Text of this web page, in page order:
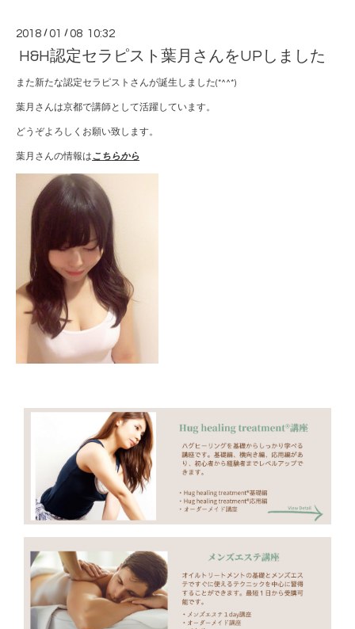
2018 /01 /08 10:32
H&H認定セラピスト葉月さんをUPしました
また新たな認定セラピストさんが誕生しました(*^^*)
葉月さんは京都で講師として活躍しています。
どうぞよろしくお願い致します。
葉月さんの情報はこちらから